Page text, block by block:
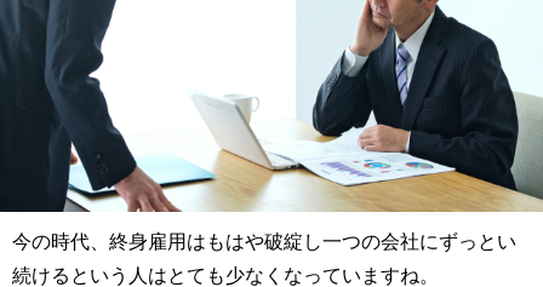
今の時代、終身雇用はもはや破綻し一つの会社にずっとい
続けるという人はとても少なくなっていますね。